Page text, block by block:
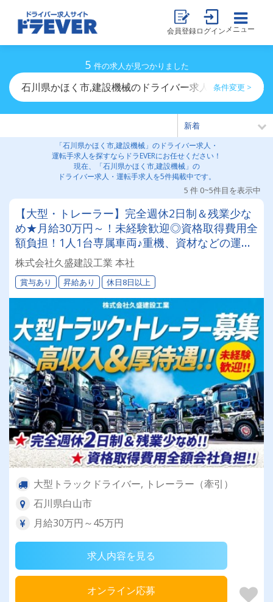
会員登録ログイン メニュー
5 件の求人が見つかりました
石川県かほく市,建設機械のドライバー求人・運転手求人
条件変更 >
「石川県かほく市,建設機械」のドライバー求人・
運転手求人を探すならドラEVERにお任せください！
現在、「石川県かほく市,建設機械」の
ドライバー求人・運転手求人を5件掲載中です。
5 件 0~5件目を表示中
【大型・トレーラー】完全週休2日制＆残業少な
め★月給30万円～！未経験歓迎◎資格取得費用全
額負担！1人1台専属車両♪重機、資材などの運搬
業務！
株式会社久盛建設工業 本社
賞与あり 昇給あり 休日8日以上
大型トラックドライバー, トレーラー（牽引）
石川県白山市
月給30万円～45万円
求人内容を見る
オンライン応募